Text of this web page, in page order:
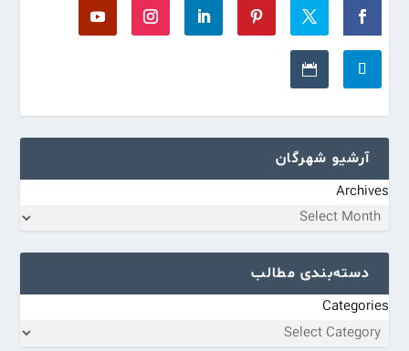
آرشیو شهرگان
Archives
دسته‌بندی مطالب
Categories